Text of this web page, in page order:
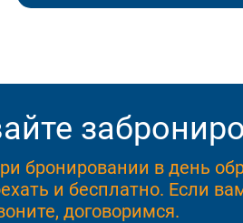
бронировании в день
и бесплатно. Если
договоримся.